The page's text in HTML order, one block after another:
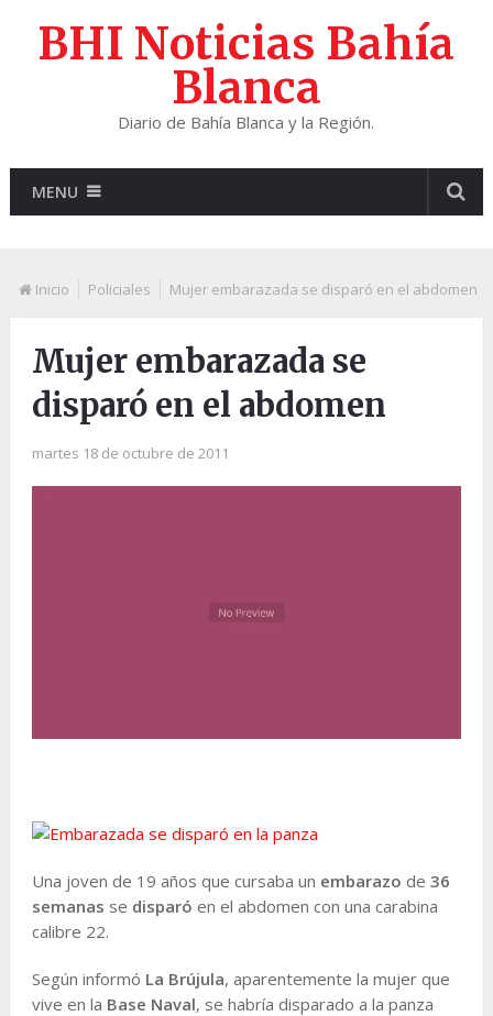
BHI Noticias Bahía
Blanca
Diario de Bahía Blanca y la Región.
MENU
Inicio Policiales Mujer embarazada se disparó en el abdomen
Mujer embarazada se
disparó en el abdomen
martes 18 de octubre de 2011
Una joven de 19 años que cursaba un embarazo de 36
semanas se disparó en el abdomen con una carabina
calibre 22.
Según informó La Brújula, aparentemente la mujer que
vive en la Base Naval, se habría disparado a la panza